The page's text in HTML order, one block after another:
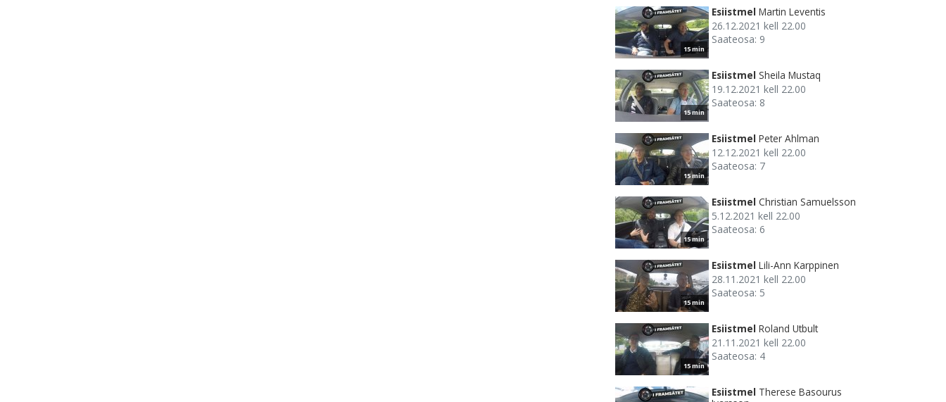
15 min
Esiistmel Martin Leventis
26.12.2021 kell 22.00
Saateosa: 9
15 min
Esiistmel Sheila Mustaq
19.12.2021 kell 22.00
Saateosa: 8
15 min
Esiistmel Peter Ahlman
12.12.2021 kell 22.00
Saateosa: 7
15 min
Esiistmel Christian Samuelsson
5.12.2021 kell 22.00
Saateosa: 6
15 min
Esiistmel Lili-Ann Karppinen
28.11.2021 kell 22.00
Saateosa: 5
15 min
Esiistmel Roland Utbult
21.11.2021 kell 22.00
Saateosa: 4
Esiistmel Therese Basourus